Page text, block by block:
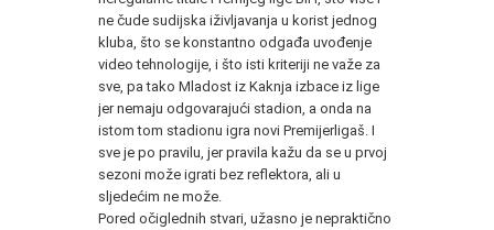
ne čude sudijska iživljavanja u korist jednog
kluba, što se konstantno odgađa uvođenje
video tehnologije, i što isti kriteriji ne važe za
sve, pa tako Mladost iz Kaknja izbace iz lige
jer nemaju odgovarajući stadion, a onda na
istom tom stadionu igra novi Premijerligaš. I
sve je po pravilu, jer pravila kažu da se u prvoj
sezoni može igrati bez reflektora, ali u
sljedećim ne može.
Pored očiglednih stvari, užasno je nepraktično